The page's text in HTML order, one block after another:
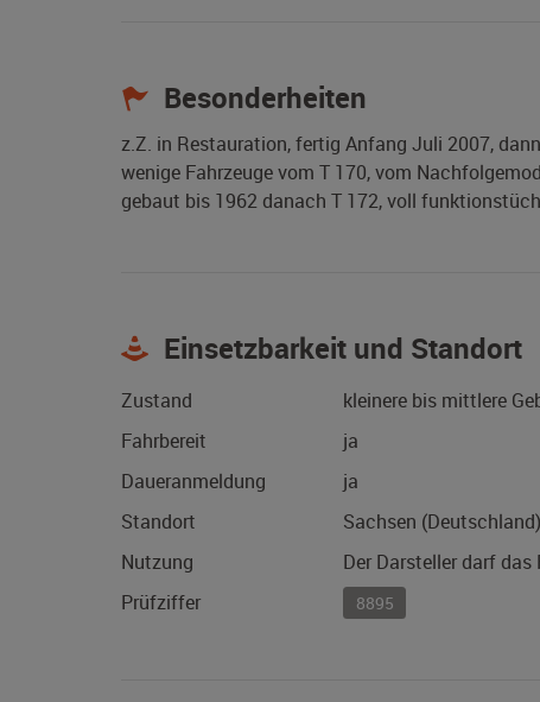
Besonderheiten
z.Z. in Restauration, fertig Anfang Juli 2007,
wenige Fahrzeuge vom T 170, vom
gebaut bis 1962 danach T 172, voll
Einsetzbarkeit und Standort
Zustand
kleinere bis mittlere
Fahrbereit
ja
Daueranmeldung
ja
Standort
Sachsen (Deutschland)
Nutzung
Der Darsteller darf das
Prüfziffer
8895